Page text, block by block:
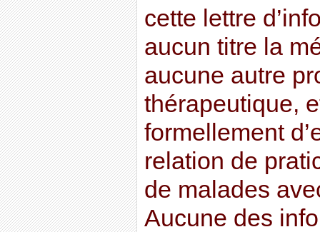
cette lettre
aucun titre la
aucune autre
thérapeutique,
formellement
relation de
de malades
Aucune des